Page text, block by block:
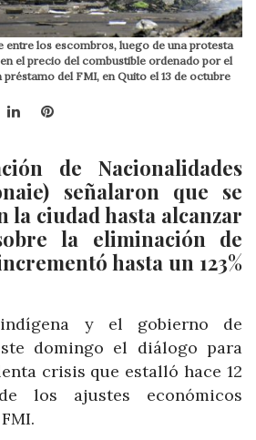
entre los escombros, luego de una protesta
el precio del combustible ordenado por el
del FMI, en Quito el 13 de octubre
LinkedInPinterest
de Nacionalidades
señalaron que se
la ciudad hasta alcanzar
la eliminación de
hasta un 123%
y el gobierno de
domingo el diálogo para
crisis que estalló hace 12
los ajustes económicos